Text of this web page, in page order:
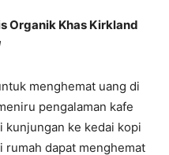
Organik Khas Kirkland
menghemat uang di
pengalaman kafe
kunjungan ke kedai kopi
rumah dapat menghemat